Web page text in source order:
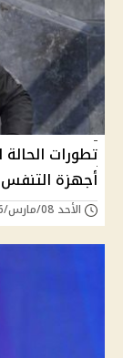
تطورات
أجهزة التنفس
الأحد 08/مارس/2026 - 10:18 م